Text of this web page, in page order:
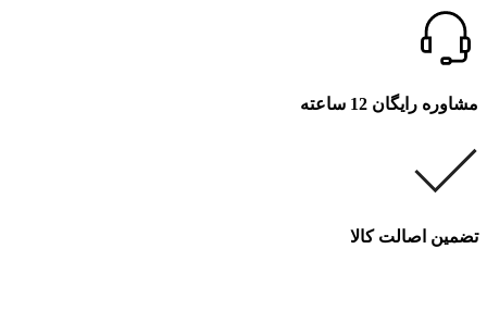
مشاوره رایگان 12 ساعته
تضمین اصالت کالا